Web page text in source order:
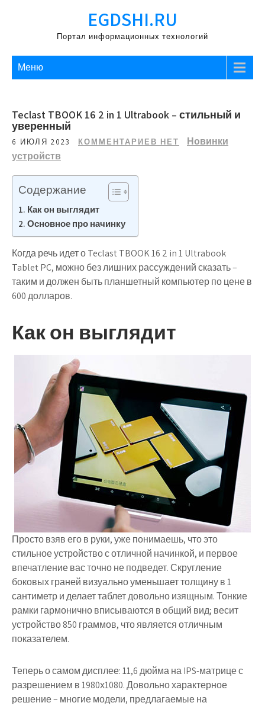
содержимому
EGDSHI.RU
Портал информационных технологий
Меню
Teclast TBOOK 16 2 in 1 Ultrabook – стильный и
уверенный
6 ИЮЛЯ 2023 КОММЕНТАРИЕВ НЕТ
Новинки
устройств
Содержание
Как он выглядит
Основное про начинку
Когда речь идет о Teclast TBOOK 16 2 in 1 Ultrabook
Tablet PC, можно без лишних рассуждений сказать –
таким и должен быть планшетный компьютер по цене в
600 долларов.
Как он выглядит
Просто взяв его в руки, уже понимаешь, что это
стильное устройство с отличной начинкой, и первое
впечатление вас точно не подведет. Скругление
боковых граней визуально уменьшает толщину в 1
сантиметр и делает таблет довольно изящным. Тонкие
рамки гармонично вписываются в общий вид; весит
устройство 850 граммов, что является отличным
показателем.
Теперь о самом дисплее: 11,6 дюйма на IPS-матрице с
разрешением в 1980х1080. Довольно характерное
решение – многие модели, предлагаемые на